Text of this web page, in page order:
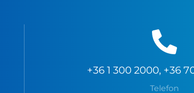
+36 1 300 2000, +36
Telefon